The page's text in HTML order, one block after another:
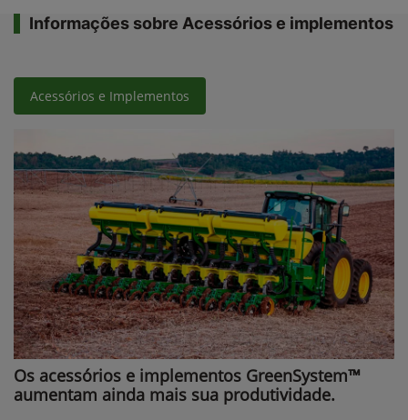
Informações sobre Acessórios e implementos
Acessórios e Implementos
Os acessórios e implementos GreenSystem™
aumentam ainda mais sua produtividade.​